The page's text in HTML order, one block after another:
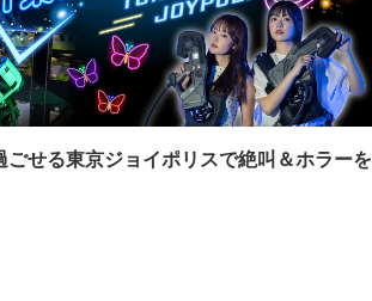
ごせる東京ジョイポリスで絶叫＆ホラーを